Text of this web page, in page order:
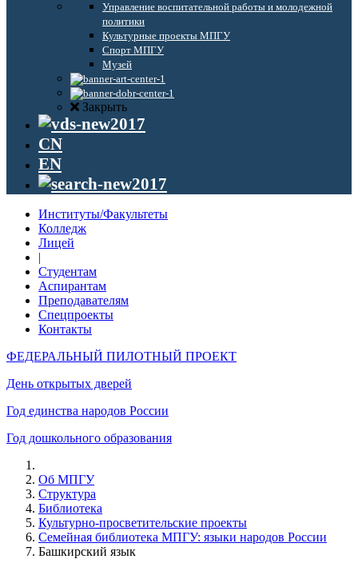
Управление воспитательной работы и молодежной
политики
Культурные проекты МПГУ
Спорт МПГУ
Музей
Закрыть
CN
EN
Институты/Факультеты
Колледж
Лицей
|
Студентам
Аспирантам
Преподавателям
Спецпроекты
Контакты
ФЕДЕРАЛЬНЫЙ ПИЛОТНЫЙ ПРОЕКТ
День открытых дверей
Год единства народов России
Год дошкольного образования
Об МПГУ
Структура
Библиотека
Культурно-просветительские проекты
Семейная библиотека МПГУ: языки народов России
Башкирский язык